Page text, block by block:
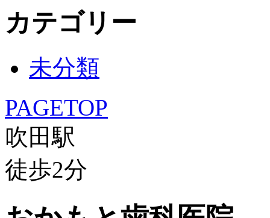
カテゴリー
未分類
PAGETOP
吹田駅
徒歩2分